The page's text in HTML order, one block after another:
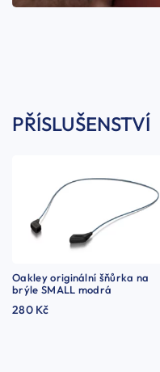
PŘÍSLUŠENSTVÍ
Oakley originální šňůrka na
brýle SMALL modrá
280 Kč